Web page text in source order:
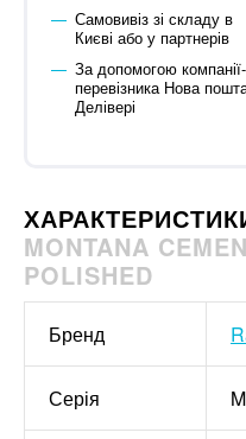
Самовивіз зі складу в
Києві або у партнерів
За допомогою компанії-
перевізника Нова
Делівері
MONTANA
POLISHED
Бренд
Серія